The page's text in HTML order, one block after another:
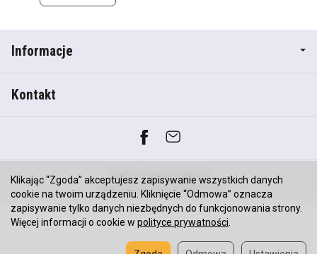
Informacje
Kontakt
*) brutto +
koszty dostawy
Sklep internetowy SOTESHOP AI
Klikając “Zgoda” akceptujesz zapisywanie wszystkich danych
cookie na twoim urządzeniu. Kliknięcie “Odmowa” oznacza
zapisywanie tylko danych niezbędnych do funkcjonowania strony.
Więcej informacji o cookie w polityce prywatności